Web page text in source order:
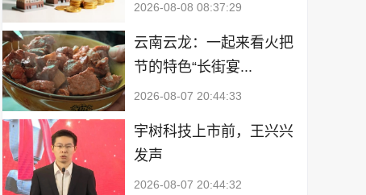
2026-08-08 08:37:29
云南云龙：一起来看火把
节的特色“长街宴...
2026-08-07 20:44:33
宇树科技上市前，王兴兴
发声
2026-08-07 20:44:32